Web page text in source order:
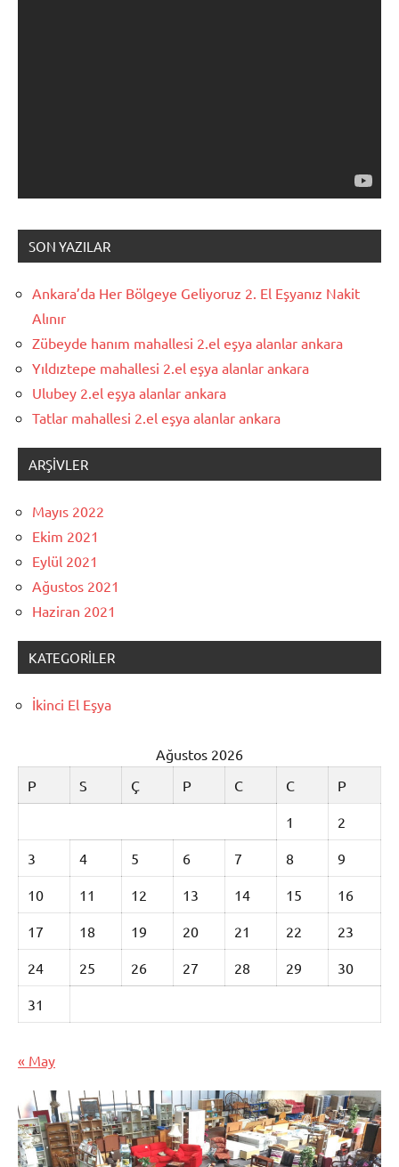
SON YAZILAR
Ankara’da Her Bölgeye Geliyoruz 2. El Eşyanız Nakit
Alınır
Zübeyde hanım mahallesi 2.el eşya alanlar ankara
Yıldıztepe mahallesi 2.el eşya alanlar ankara
Ulubey 2.el eşya alanlar ankara
Tatlar mahallesi 2.el eşya alanlar ankara
ARŞIVLER
Mayıs 2022
Ekim 2021
Eylül 2021
Ağustos 2021
Haziran 2021
KATEGORILER
İkinci El Eşya
Ağustos 2026
P
S Ç P C C P
1 2
3 4 5 6 7 8 9
10 11 12 13 14 15 16
17 18 19 20 21 22 23
24 25 26 27 28 29 30
31
« May